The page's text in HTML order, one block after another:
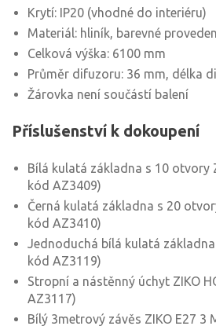
Krytí: IP20 (vhodné do interiéru)
Materiál: hliník, barevné
Celková výška: 6100 mm
Průměr difuzoru: 36 mm, délka
Žárovka není součástí balení
Příslušenství k dokoupení
Bílá kulatá základna s 10 otvory
kód AZ3409)
Černá kulatá základna s 20
kód AZ3410)
Jednoduchá bílá kulatá základna
kód AZ3119)
Stropní a nástěnný úchyt ZIKO
AZ3117)
Bílý 3metrový závěs ZIKO E27 3